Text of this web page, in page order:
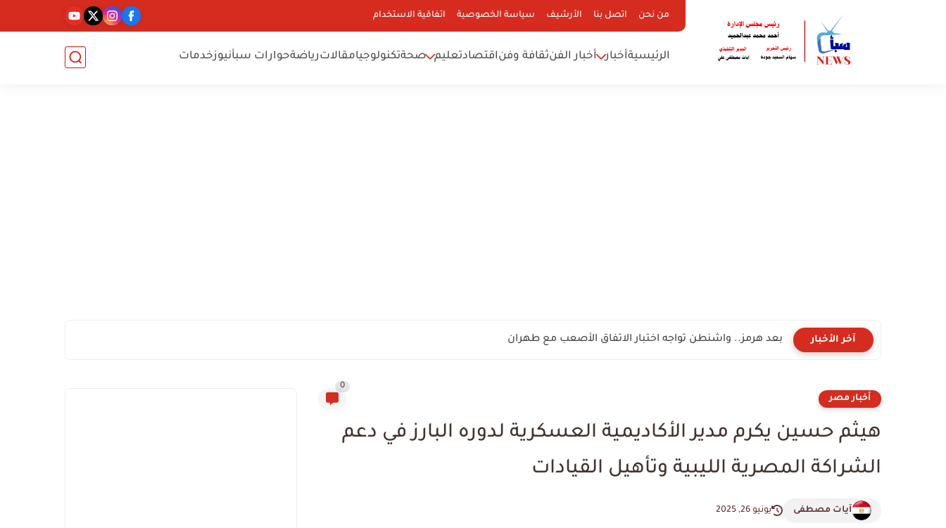
من نحن اتصل بنا الأرشيف سياسة الخصوصية اتفاقية الاستخدام
الرئيسيةأخبار أخبار الفنثقافة وفناقتصادتعليم صحةتكنولوجيامقالاترياضةحوارات سبأنيوزخدمات
آخر الأخبار بعد هرمز.. واشنطن تواجه اختبار الاتفاق الأصعب مع طهران
أخبار مصر
0
هيثم حسين يكرم مدير الأكاديمية العسكرية لدوره البارز في دعم
الشراكة المصرية الليبية وتأهيل القيادات
آيات مصطفى يونيو 26, 2025